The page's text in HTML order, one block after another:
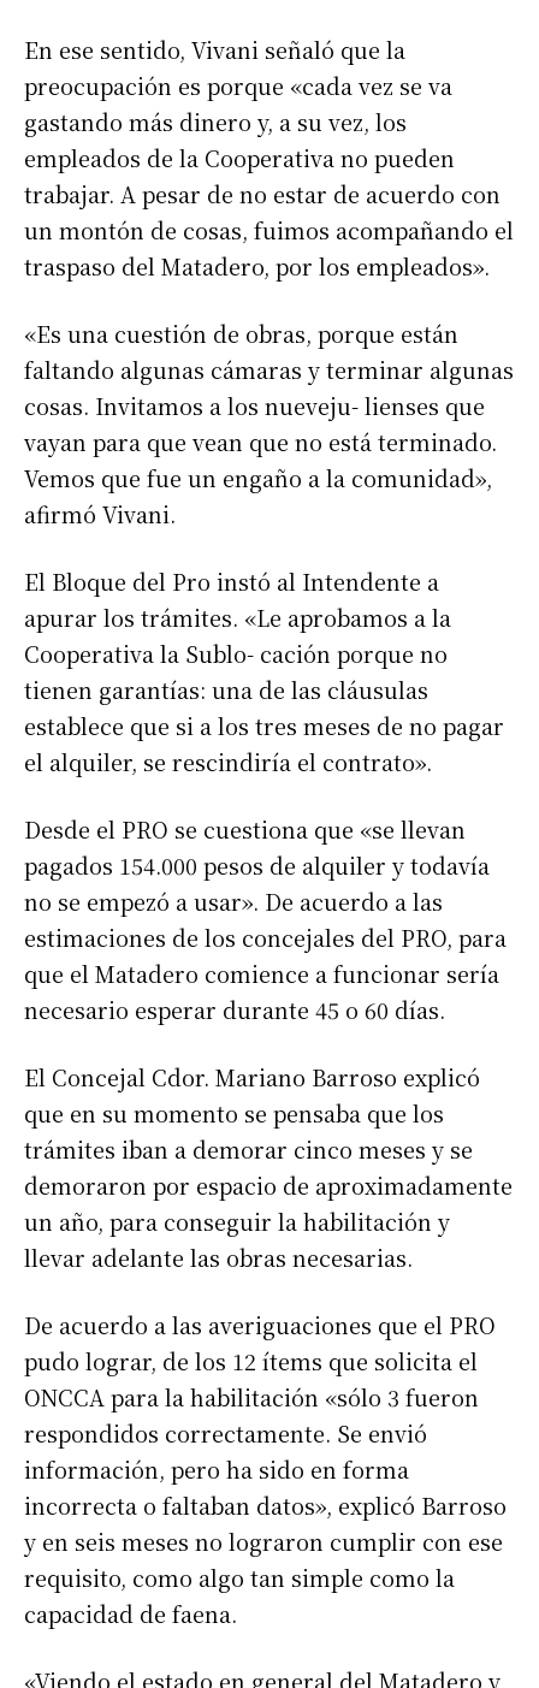
En ese sentido, Vivani señaló que la
preocupación es porque «cada vez se va
gastando más dinero y, a su vez, los
empleados de la Cooperativa no pueden
trabajar. A pesar de no estar de acuerdo con
un montón de cosas, fuimos acompañando el
traspaso del Matadero, por los empleados».
«Es una cuestión de obras, porque están
faltando algunas cámaras y terminar algunas
cosas. Invitamos a los nueveju- lienses que
vayan para que vean que no está terminado.
Vemos que fue un engaño a la comunidad»,
afirmó Vivani.
El Bloque del Pro instó al Intendente a
apurar los trámites. «Le aprobamos a la
Cooperativa la Sublo- cación porque no
tienen garantías: una de las cláusulas
establece que si a los tres meses de no pagar
el alquiler, se rescindiría el contrato».
Desde el PRO se cuestiona que «se llevan
pagados 154.000 pesos de alquiler y todavía
no se empezó a usar». De acuerdo a las
estimaciones de los concejales del PRO, para
que el Matadero comience a funcionar sería
necesario esperar durante 45 o 60 días.
El Concejal Cdor. Mariano Barroso explicó
que en su momento se pensaba que los
trámites iban a demorar cinco meses y se
demoraron por espacio de aproximadamente
un año, para conseguir la habilitación y
llevar adelante las obras necesarias.
De acuerdo a las averiguaciones que el PRO
pudo lograr, de los 12 ítems que solicita el
ONCCA para la habilitación «sólo 3 fueron
respondidos correctamente. Se envió
información, pero ha sido en forma
incorrecta o faltaban datos», explicó Barroso
y en seis meses no lograron cumplir con ese
requisito, como algo tan simple como la
capacidad de faena.
«Viendo el estado en general del Matadero y